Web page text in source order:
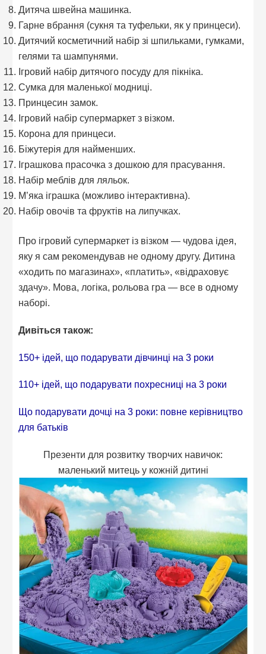
Дитяча швейна машинка.
Гарне вбрання (сукня та туфельки, як у принцеси).
Дитячий косметичний набір зі шпильками, гумками,
гелями та шампунями.
Ігровий набір дитячого посуду для пікніка.
Сумка для маленької модниці.
Принцесин замок.
Ігровий набір супермаркет з візком.
Корона для принцеси.
Біжутерія для найменших.
Іграшкова прасочка з дошкою для прасування.
Набір меблів для ляльок.
М’яка іграшка (можливо інтерактивна).
Набір овочів та фруктів на липучках.
Про ігровий супермаркет із візком — чудова ідея,
яку я сам рекомендував не одному другу. Дитина
«ходить по магазинах», «платить», «відраховує
здачу». Мова, логіка, рольова гра — все в одному
наборі.
Дивіться також:
150+ ідей, що подарувати дівчинці на 3 роки
110+ ідей, що подарувати похресниці на 3 роки
Що подарувати дочці на 3 роки: повне керівництво
для батьків
Презенти для розвитку творчих навичок:
маленький митець у кожній дитині